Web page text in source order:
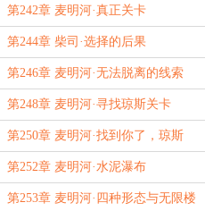
第242章 麦明河·真正关卡
第244章 柴司·选择的后果
第246章 麦明河·无法脱离的线索
第248章 麦明河·寻找琼斯关卡
第250章 麦明河·找到你了，琼斯
第252章 麦明河·水泥瀑布
第253章 麦明河·四种形态与无限楼